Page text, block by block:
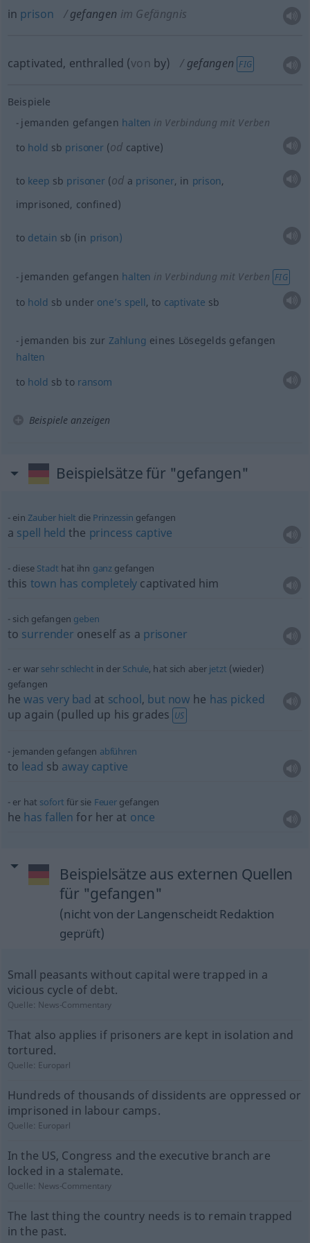
in prison gefangen im Gefängnis
captivated, enthralled (von by) gefangen FIG
Beispiele
jemanden gefangen halten in Verbindung mit Verben
to hold sb prisoner (od captive)
to keep sb prisoner (od a prisoner, in prison,
imprisoned, confined)
to detain sb (in prison)
jemanden gefangen halten in Verbindung mit Verben FIG
to hold sb under one’s spell, to captivate sb
jemanden bis zur Zahlung eines Lösegelds gefangen
halten
to hold sb to ransom
Beispiele anzeigen
Beispielsätze für "gefangen"
ein Zauber hielt die Prinzessin gefangen
a spell held the princess captive
diese Stadt hat ihn ganz gefangen
this town has completely captivated him
sich gefangen geben
to surrender oneself as a prisoner
er war sehr schlecht in der Schule, hat sich aber jetzt (wieder)
gefangen
hewas very bad at school, but now he has picked
up again (pulled up his grades US
jemanden gefangen abführen
to lead sb away captive
er hat sofort für sie Feuer gefangen
he has fallen for her at once
Beispielsätze aus externen Quellen
für "gefangen"
(nicht von der Langenscheidt Redaktion
geprüft)
Small peasants without capital were trapped in a
vicious cycle of debt.
Quelle: News-Commentary
That also applies if prisoners are kept in isolation and
tortured.
Quelle: Europarl
Hundreds of thousands of dissidents are oppressed or
imprisoned in labour camps.
Quelle: Europarl
In the US, Congress and the executive branch are
locked in a stalemate.
Quelle: News-Commentary
The last thing the country needs is to remain trapped
in the past.